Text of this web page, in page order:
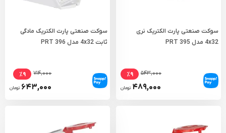
سوکت صنعتی پارت الکتریک نری
4x32 مدل PRT 395
۵۴۳,۰۰۰ ٪۹
۴۸۹,۰۰۰ تومان
سوکت صنعتی پارت الکتریک مادگی
ثابت 4x32 مدل PRT 396
۷۱۴,۰۰۰ ٪۹
۶۴۳,۰۰۰ تومان